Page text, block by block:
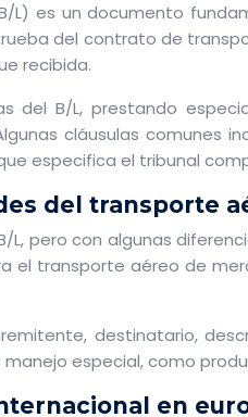
L) es un documento
del contrato de
recibida.
del B/L, prestando
cláusulas comunes
especifica el tribunal
del transporte
L, pero con algunas
el transporte aéreo de
destinatario,
especial, como
en